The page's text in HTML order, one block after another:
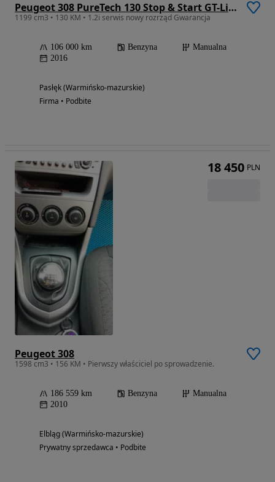
Peugeot 308 PureTech 130 Stop & Start GT-Line Edition
1199 cm3 • 130 KM • 1.2i serwis nowy rozrząd Gwarancja
106 000 km Benzyna
Manualna
2016
Pasłęk (Warmińsko-mazurskie)
Firma • Podbite
Peugeot 308
1598 cm3 • 156 KM • Pierwszy właściciel po sprowadzenie.
186 559 km Benzyna
Manualna
2010
Elbląg (Warmińsko-mazurskie)
Prywatny sprzedawca • Podbite
18 450 PLN